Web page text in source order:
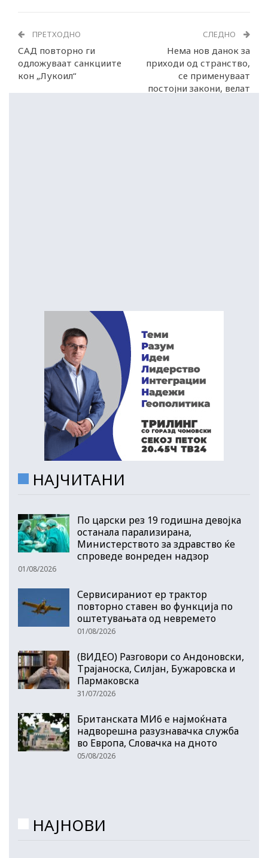
ПРЕТХОДНО
САД повторно ги
одложуваат санкциите
кон „Лукоил“
СЛЕДНО
Нема нов данок за
приходи од странство,
се применуваат
постојни закони, велат
НАЈЧИТАНИ
По царски рез 19 годишна девојка
останала парализирана,
Министерството за здравство ќе
спроведе вонреден надзор
01/08/2026
Сервисираниот ер трактор
повторно ставен во функција по
оштетувањата од невремето
01/08/2026
(ВИДЕО) Разговори со Андоновски,
Трајаноска, Силјан, Бужаровска и
Пармаковска
31/07/2026
Британската МИ6 е најмоќната
надворешна разузнавачка служба
во Европа, Словачка на дното
05/08/2026
НАЈНОВИ